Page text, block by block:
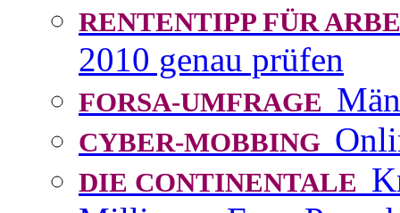
RENTENTIPP FÜR
2010 genau prüfen
FORSA-UMFRAGE
CYBER-MOBBING
DIE CONTINENTALE